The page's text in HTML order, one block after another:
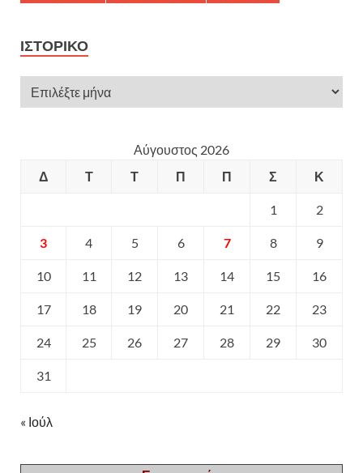
ΙΣΤΟΡΙΚΌ
Αύγουστος 2026
Δ
Τ Τ Π Π Σ Κ
1 2
3 4 5 6 7 8 9
10 11 12 13 14 15 16
17 18 19 20 21 22 23
24 25 26 27 28 29 30
31
« Ιούλ